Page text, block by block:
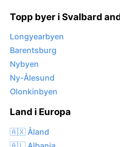
Topp byer i Svalbard
Longyearbyen
Barentsburg
Nybyen
Ny-Ålesund
Olonkinbyen
Land i Europa
🇦🇽 Åland